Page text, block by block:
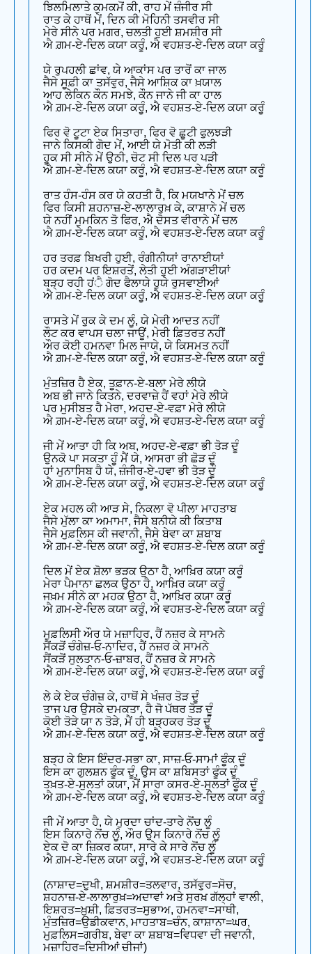
ਝਿਲਮਿਲਾਤੇ ਕੁਮਕਮੋਂ ਕੀ, ਰਾਹ ਮੇਂ ਜ਼ੰਜੀਰ ਸੀ
ਰਾਤ ਕੇ ਹਾਥੋਂ ਮੇਂ, ਦਿਨ ਕੀ ਮੋਹਿਨੀ ਤਸਵੀਰ ਸੀ
ਮੇਰੇ ਸੀਨੇ ਪਰ ਮਗਰ, ਚਲਤੀ ਹੁਈ ਸ਼ਮਸ਼ੀਰ ਸੀ
ਐ ਗ਼ਮ-ਏ-ਦਿਲ ਕਯਾ ਕਰੂੰ, ਐ ਵਹਸ਼ਤ-ਏ-ਦਿਲ ਕਯਾ ਕਰੂੰ
ਯੇ ਰੁਪਹਲੀ ਛਾਂਵ, ਯੇ ਆਕਾਂਸ ਪਰ ਤਾਰੋਂ ਕਾ ਜਾਲ
ਜੈਸੇ ਸੂਫ਼ੀ ਕਾ ਤਸੱਵੁਰ, ਜੈਸੇ ਆਸ਼ਿਕ ਕਾ ਖ਼ਯਾਲ
ਆਹ ਲੇਕਿਨ ਕੌਨ ਸਮਝੇ, ਕੌਨ ਜਾਨੇ ਜੀ ਕਾ ਹਾਲ
ਐ ਗ਼ਮ-ਏ-ਦਿਲ ਕਯਾ ਕਰੂੰ, ਐ ਵਹਸ਼ਤ-ਏ-ਦਿਲ ਕਯਾ ਕਰੂੰ
ਫਿਰ ਵੋ ਟੂਟਾ ਏਕ ਸਿਤਾਰਾ, ਫਿਰ ਵੋ ਛੂਟੀ ਫੁਲਝੜੀ
ਜਾਨੇ ਕਿਸਕੀ ਗੋਦ ਮੇਂ, ਆਈ ਯੇ ਮੋਤੀ ਕੀ ਲੜੀ
ਹੂਕ ਸੀ ਸੀਨੇ ਮੇਂ ਉਠੀ, ਚੋਟ ਸੀ ਦਿਲ ਪਰ ਪੜੀ
ਐ ਗ਼ਮ-ਏ-ਦਿਲ ਕਯਾ ਕਰੂੰ, ਐ ਵਹਸ਼ਤ-ਏ-ਦਿਲ ਕਯਾ ਕਰੂੰ
ਰਾਤ ਹੰਸ-ਹੰਸ ਕਰ ਯੇ ਕਹਤੀ ਹੈ, ਕਿ ਮਯਖਾਨੇ ਮੇਂ ਚਲ
ਫਿਰ ਕਿਸੀ ਸ਼ਹਨਾਜ਼-ਏ-ਲਾਲਾਰੁਖ਼ ਕੇ, ਕਾਸ਼ਾਨੇ ਮੇਂ ਚਲ
ਯੇ ਨਹੀਂ ਮੁਮਕਿਨ ਤੋ ਫਿਰ, ਐ ਦੋਸਤ ਵੀਰਾਨੇ ਮੇਂ ਚਲ
ਐ ਗ਼ਮ-ਏ-ਦਿਲ ਕਯਾ ਕਰੂੰ, ਐ ਵਹਸ਼ਤ-ਏ-ਦਿਲ ਕਯਾ ਕਰੂੰ
ਹਰ ਤਰਫ਼ ਬਿਖਰੀ ਹੁਈ, ਰੰਗੀਨੀਯਾਂ ਰਾਨਾਈਯਾਂ
ਹਰ ਕਦਮ ਪਰ ਇਸ਼ਰਤੇਂ, ਲੇਤੀ ਹੁਈ ਅੰਗੜਾਈਯਾਂ
ਬੜ੍ਹ ਰਹੀ ਹਂੈ ਗੋਦ ਫੈਲਾਯੇ ਹੁਯੇ ਰੁਸਵਾਈਆਂ
ਐ ਗ਼ਮ-ਏ-ਦਿਲ ਕਯਾ ਕਰੂੰ, ਐ ਵਹਸ਼ਤ-ਏ-ਦਿਲ ਕਯਾ ਕਰੂੰ
ਰਾਸਤੇ ਮੇਂ ਰੁਕ ਕੇ ਦਮ ਲੂੰ, ਯੇ ਮੇਰੀ ਆਦਤ ਨਹੀਂ
ਲੌਟ ਕਰ ਵਾਪਸ ਚਲਾ ਜਾਊਂ, ਮੇਰੀ ਫ਼ਿਤਰਤ ਨਹੀਂ
ਔਰ ਕੋਈ ਹਮਨਵਾ ਮਿਲ ਜਾਯੇ, ਯੇ ਕਿਸਮਤ ਨਹੀਂ
ਐ ਗ਼ਮ-ਏ-ਦਿਲ ਕਯਾ ਕਰੂੰ, ਐ ਵਹਸ਼ਤ-ਏ-ਦਿਲ ਕਯਾ ਕਰੂੰ
ਮੁੰਤਜ਼ਿਰ ਹੈ ਏਕ, ਤੂਫ਼ਾਨ-ਏ-ਬਲਾ ਮੇਰੇ ਲੀਯੇ
ਅਬ ਭੀ ਜਾਨੇ ਕਿਤਨੇ, ਦਰਵਾਜ਼ੇ ਹੈਂ ਵਹਾਂ ਮੇਰੇ ਲੀਯੇ
ਪਰ ਮੁਸੀਬਤ ਹੈ ਮੇਰਾ, ਅਹਦ-ਏ-ਵਫ਼ਾ ਮੇਰੇ ਲੀਯੇ
ਐ ਗ਼ਮ-ਏ-ਦਿਲ ਕਯਾ ਕਰੂੰ, ਐ ਵਹਸ਼ਤ-ਏ-ਦਿਲ ਕਯਾ ਕਰੂੰ
ਜੀ ਮੇਂ ਆਤਾ ਹੀ ਕਿ ਅਬ, ਅਹਦ-ਏ-ਵਫ਼ਾ ਭੀ ਤੋੜ ਦੂੰ
ਉਨਕੋ ਪਾ ਸਕਤਾ ਹੂੰ ਮੈਂ ਯੇ, ਆਸਰਾ ਭੀ ਛੋੜ ਦੂੰ
ਹਾਂ ਮੁਨਾਸਿਬ ਹੈ ਯੇ, ਜ਼ੰਜੀਰ-ਏ-ਹਵਾ ਭੀ ਤੋੜ ਦੂੰ
ਐ ਗ਼ਮ-ਏ-ਦਿਲ ਕਯਾ ਕਰੂੰ, ਐ ਵਹਸ਼ਤ-ਏ-ਦਿਲ ਕਯਾ ਕਰੂੰ
ਏਕ ਮਹਲ ਕੀ ਆੜ ਸੇ, ਨਿਕਲਾ ਵੋ ਪੀਲਾ ਮਾਹਤਾਬ
ਜੈਸੇ ਮੁੱਲਾ ਕਾ ਅਮਾਮਾ, ਜੈਸੇ ਬਨੀਯੇ ਕੀ ਕਿਤਾਬ
ਜੈਸੇ ਮੁਫ਼ਲਿਸ ਕੀ ਜਵਾਨੀ, ਜੈਸੇ ਬੇਵਾ ਕਾ ਸ਼ਬਾਬ
ਐ ਗ਼ਮ-ਏ-ਦਿਲ ਕਯਾ ਕਰੂੰ, ਐ ਵਹਸ਼ਤ-ਏ-ਦਿਲ ਕਯਾ ਕਰੂੰ
ਦਿਲ ਮੇਂ ਏਕ ਸ਼ੋਲਾ ਭੜਕ ਉਠਾ ਹੈ, ਆਖ਼ਿਰ ਕਯਾ ਕਰੂੰ
ਮੇਰਾ ਪੈਮਾਨਾ ਛਲਕ ਉਠਾ ਹੈ, ਆਖ਼ਿਰ ਕਯਾ ਕਰੂੰ
ਜਖ਼ਮ ਸੀਨੇ ਕਾ ਮਹਕ ਉਠਾ ਹੈ, ਆਖ਼ਿਰ ਕਯਾ ਕਰੂੰ
ਐ ਗ਼ਮ-ਏ-ਦਿਲ ਕਯਾ ਕਰੂੰ, ਐ ਵਹਸ਼ਤ-ਏ-ਦਿਲ ਕਯਾ ਕਰੂੰ
ਮੁਫ਼ਲਿਸੀ ਔਰ ਯੇ ਮਜ਼ਾਹਿਰ, ਹੈਂ ਨਜ਼ਰ ਕੇ ਸਾਮਨੇ
ਸੈਂਕੜੋਂ ਚੰਗੇਜ਼-ਓ-ਨਾਦਿਰ, ਹੈਂ ਨਜ਼ਰ ਕੇ ਸਾਮਨੇ
ਸੈਂਕੜੋਂ ਸੁਲਤਾਨ-ਓ-ਜ਼ਾਬਰ, ਹੈਂ ਨਜ਼ਰ ਕੇ ਸਾਮਨੇ
ਐ ਗ਼ਮ-ਏ-ਦਿਲ ਕਯਾ ਕਰੂੰ, ਐ ਵਹਸ਼ਤ-ਏ-ਦਿਲ ਕਯਾ ਕਰੂੰ
ਲੇ ਕੇ ਏਕ ਚੰਗੇਜ਼ ਕੇ, ਹਾਥੋਂ ਸੇ ਖੰਜ਼ਰ ਤੋੜ ਦੂੰ
ਤਾਜ ਪਰ ਉਸਕੇ ਦਮਕਤਾ, ਹੈ ਜੋ ਪੱਥਰ ਤੋੜ ਦੂੰ
ਕੋਈ ਤੋੜੇ ਯਾ ਨ ਤੋੜੇ, ਮੈਂ ਹੀ ਬੜ੍ਹਕਰ ਤੋੜ ਦੂੰ
ਐ ਗ਼ਮ-ਏ-ਦਿਲ ਕਯਾ ਕਰੂੰ, ਐ ਵਹਸ਼ਤ-ਏ-ਦਿਲ ਕਯਾ ਕਰੂੰ
ਬੜ੍ਹ ਕੇ ਇਸ ਇੰਦਰ-ਸਭਾ ਕਾ, ਸਾਜ਼-ਓ-ਸਾਮਾਂ ਫੂੰਕ ਦੂੰ
ਇਸ ਕਾ ਗੁਲਸ਼ਨ ਫੂੰਕ ਦੂੰ, ਉਸ ਕਾ ਸ਼ਬਿਸਤਾਂ ਫੂੰਕ ਦੂੰ
ਤਖ਼ਤ-ਏ-ਸੁਲਤਾਂ ਕਯਾ, ਮੈਂ ਸਾਰਾ ਕਸਰ-ਏ-ਸੁਲਤਾਂ ਫੂੰਕ ਦੂੰ
ਐ ਗ਼ਮ-ਏ-ਦਿਲ ਕਯਾ ਕਰੂੰ, ਐ ਵਹਸ਼ਤ-ਏ-ਦਿਲ ਕਯਾ ਕਰੂੰ
ਜੀ ਮੇਂ ਆਤਾ ਹੈ, ਯੇ ਮੁਰਦਾ ਚਾਂਦ-ਤਾਰੇ ਨੋਂਚ ਲੂੰ
ਇਸ ਕਿਨਾਰੇ ਨੋਂਚ ਲੂੰ, ਔਰ ਉਸ ਕਿਨਾਰੇ ਨੋਂਚ ਲੂੰ
ਏਕ ਦੋ ਕਾ ਜ਼ਿਕਰ ਕਯਾ, ਸਾਰੇ ਕੇ ਸਾਰੇ ਨੋਂਚ ਲੂੰ
ਐ ਗ਼ਮ-ਏ-ਦਿਲ ਕਯਾ ਕਰੂੰ, ਐ ਵਹਸ਼ਤ-ਏ-ਦਿਲ ਕਯਾ ਕਰੂੰ
(ਨਾਸ਼ਾਦ=ਦੁਖੀ, ਸ਼ਮਸ਼ੀਰ=ਤਲਵਾਰ, ਤਸੱਵੁਰ=ਸੋਚ,
ਸ਼ਹਨਾਜ਼-ਏ-ਲਾਲਾਰੁਖ਼=ਅਦਾਵਾਂ ਅਤੇ ਸੁਰਖ਼ ਗੱਲ੍ਹਾਂ ਵਾਲੀ,
ਇਸ਼ਰਤ=ਖ਼ੁਸ਼ੀ, ਫ਼ਿਤਰਤ=ਸੁਭਾਅ, ਹਮਨਵਾ=ਸਾਥੀ,
ਮੁੰਤਜ਼ਿਰ=ਉਡੀਕਵਾਨ, ਮਾਹਤਾਬ=ਚੰਨ, ਕਾਸ਼ਾਨਾ=ਘਰ,
ਮੁਫ਼ਲਿਸ=ਗਰੀਬ, ਬੇਵਾ ਕਾ ਸ਼ਬਾਬ=ਵਿਧਵਾ ਦੀ ਜਵਾਨੀ,
ਮਜ਼ਾਹਿਰ=ਦਿਸੀਆਂ ਚੀਜਾਂ)